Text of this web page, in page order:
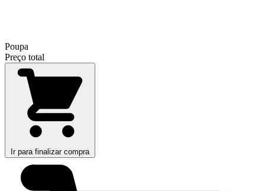
Poupa
Preço total
Ir para finalizar compra